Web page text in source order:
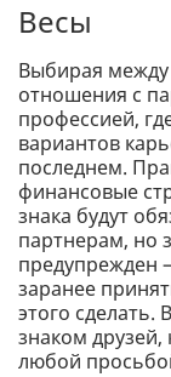
Весы
Выбирая
отношения с
профессией,
вариантов
последнем.
финансовые
знака будут
партнерам, но
предупрежден
заранее
этого сделать.
знаком
любой